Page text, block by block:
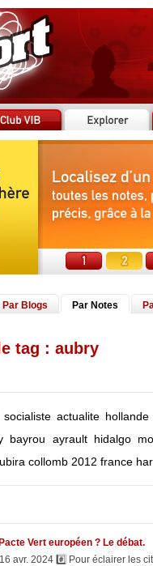
Par Blogs Par Notes
tag : aubry
socialiste actualite hollande
bayrou ayrault hidalgo
collomb 2012 france
Vert européen ? Le débat.
avr. 2024 #️⃣ Pour éclairer les